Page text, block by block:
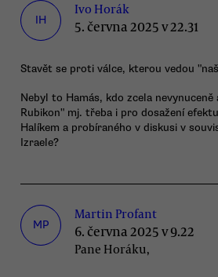
IH
Ivo Horák
5. června 2025 v 22.31
Stavět se proti válce, kterou vedou
Nebyl to Hamás, kdo zcela
Rubikon" mj. třeba i pro dosažení
Halíkem a probíraného v diskusi v
Izraele?
MP
Martin Profant
6. června 2025 v 9.22
Pane Horáku,